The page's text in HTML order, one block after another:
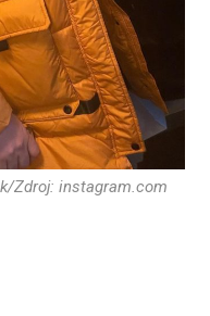
Zdroj: instagram.com